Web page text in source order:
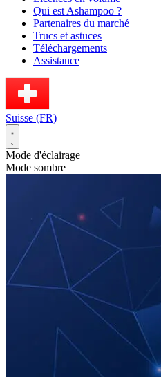
Qui est Ashampoo ?
Partenaires du marché
Trucs et astuces
Téléchargements
Assistance
Suisse (FR)
Mode d'éclairage
Mode sombre